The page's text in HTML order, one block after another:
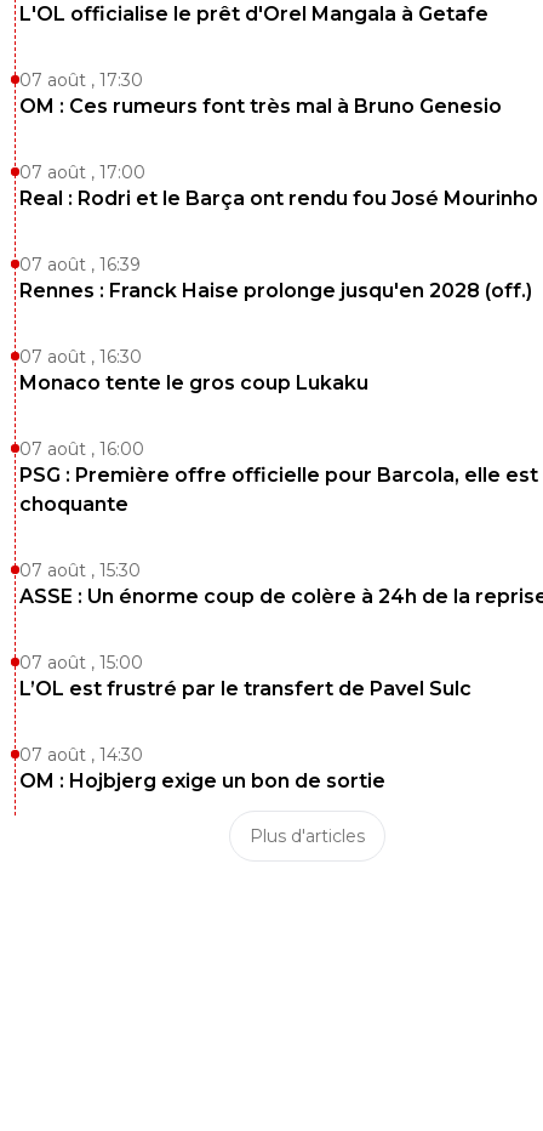
L'OL officialise le prêt d'Orel Mangala à Getafe
07 août , 17:30
OM : Ces rumeurs font très mal à Bruno Genesio
07 août , 17:00
Real : Rodri et le Barça ont rendu fou José Mourinho
07 août , 16:39
Rennes : Franck Haise prolonge jusqu'en 2028 (off.)
07 août , 16:30
Monaco tente le gros coup Lukaku
07 août , 16:00
PSG : Première offre officielle pour Barcola, elle est
choquante
07 août , 15:30
ASSE : Un énorme coup de colère à 24h de la
07 août , 15:00
L’OL est frustré par le transfert de Pavel Sulc
07 août , 14:30
OM : Hojbjerg exige un bon de sortie
Plus d'articles